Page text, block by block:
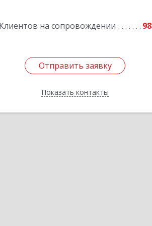
Клиентов на сопровождении 98
Отправить заявку
Показать контакты
Подробнее
Отправить заявку
Назад